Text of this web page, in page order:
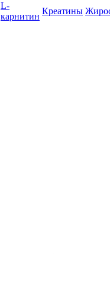
L-
карнитин
Креатины